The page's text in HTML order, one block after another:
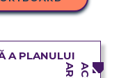
A PLANULUI